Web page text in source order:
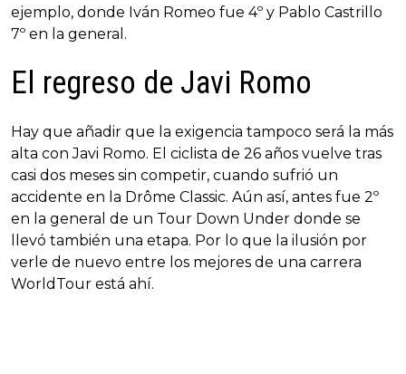
ejemplo, donde Iván Romeo fue 4º y Pablo Castrillo
7º en la general.
El regreso de Javi Romo
Hay que añadir que la exigencia tampoco será la más
alta con Javi Romo. El ciclista de 26 años vuelve tras
casi dos meses sin competir, cuando sufrió un
accidente en la Drôme Classic. Aún así, antes fue 2º
en la general de un Tour Down Under donde se
llevó también una etapa. Por lo que la ilusión por
verle de nuevo entre los mejores de una carrera
WorldTour está ahí.